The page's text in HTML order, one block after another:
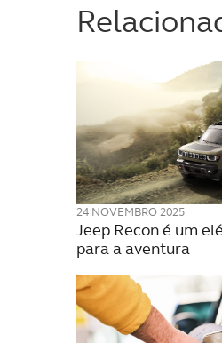
24 NOVEMBRO 2025
Jeep Recon é um
para a aventura